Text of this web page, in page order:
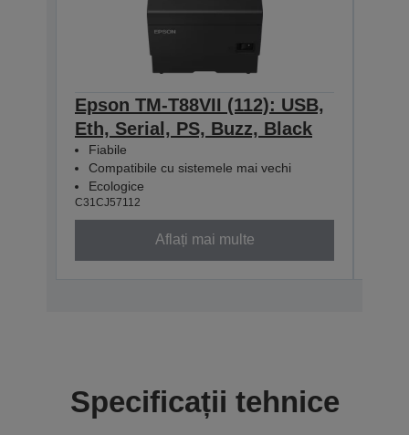
Epson TM-T88VII (112): USB,
Eth, Serial, PS, Buzz, Black
Fiabile
Compatibile cu sistemele mai vechi
Ecologice
C31CJ57112
Aflați mai multe
Specificații tehnice